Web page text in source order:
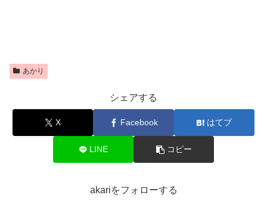
あかり
シェアする
X Facebook はてブ
LINE コピー
akariをフォローする